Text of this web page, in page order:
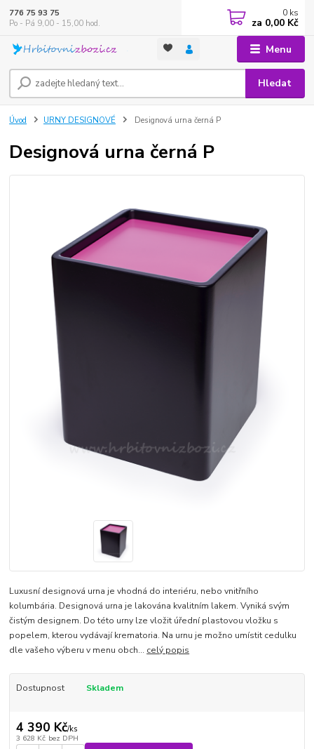
Menu
Hledat
776 75 93 75
Po - Pá 9,00 - 15,00 hod.
0 ks
za 0,00 Kč
Úvod URNY DESIGNOVÉ Designová urna černá P
Designová urna černá P
Luxusní designová urna je vhodná do interiéru, nebo vnitřního
kolumbária. Designová urna je lakována kvalitním lakem. Vyniká svým
čistým designem. Do této urny lze vložit úřední plastovou vložku s
popelem, kterou vydávají krematoria. Na urnu je možno umístit cedulku
dle vašeho výberu v menu obch... celý popis
Dostupnost Skladem
4 390 Kč/ks
3 628 Kč bez DPH